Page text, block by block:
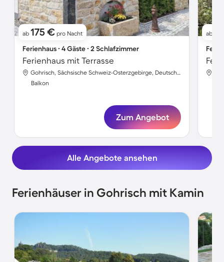
ab 175 € pro Nacht
Ferienhaus ∙ 4 Gäste ∙ 2 Schlafzimmer
Ferienhaus mit Terrasse
Gohrisch, Sächsische Schweiz-Osterzgebirge, Deutschland
Balkon
Zum Angebot
ab
Alle Angebote ansehen
Ferienhäuser in Gohrisch mit Kamin